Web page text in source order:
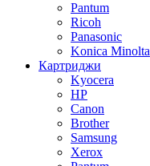
Pantum
Ricoh
Panasonic
Konica Minolta
Картриджи
Kyocera
HP
Canon
Brother
Samsung
Xerox